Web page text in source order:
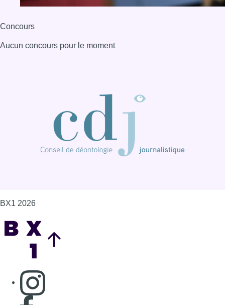
Concours
Aucun concours pour le moment
BX1 2026
Consulter page Instagram
Consulter page Facebook